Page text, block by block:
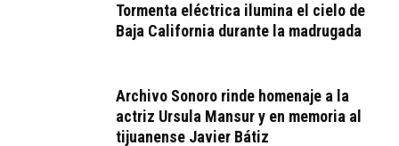
Tormenta eléctrica ilumina el cielo de
Baja California durante la madrugada
Archivo Sonoro rinde homenaje a la
actriz Ursula Mansur y en memoria al
tijuanense Javier Bátiz